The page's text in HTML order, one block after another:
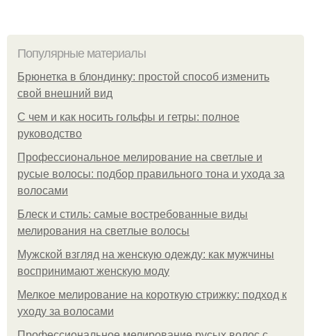
Популярные материалы
Брюнетка в блондинку: простой способ изменить
свой внешний вид
С чем и как носить гольфы и гетры: полное
руководство
Профессиональное мелирование на светлые и
русые волосы: подбор правильного тона и ухода за
волосами
Блеск и стиль: самые востребованные виды
мелирования на светлые волосы
Мужской взгляд на женскую одежду: как мужчины
воспринимают женскую моду
Мелкое мелирование на короткую стрижку: подход к
уходу за волосами